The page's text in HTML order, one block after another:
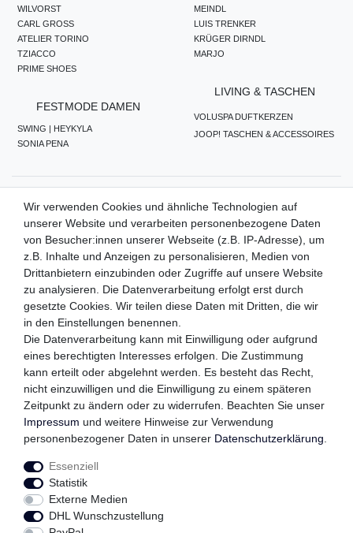
WILVORST
CARL GROSS
ATELIER TORINO
TZIACCO
PRIME SHOES
FESTMODE DAMEN
SWING | HEYKYLA
SONIA PENA
MEINDL
LUIS TRENKER
KRÜGER DIRNDL
MARJO
LIVING & TASCHEN
VOLUSPA DUFTKERZEN
JOOP! TASCHEN & ACCESSOIRES
ZAHLUNGSMETHODEN
WIR VERSENDEN MIT
QUALITÄTSVERSPRECHEN
FOLGEN SIE UNS
Impressum
Widerrufs­recht Vertrag widerrufen
Wir verwenden Cookies und ähnliche Technologien auf
unserer Website und verarbeiten personenbezogene Daten
von Besucher:innen unserer Webseite (z.B. IP-Adresse), um
z.B. Inhalte und Anzeigen zu personalisieren, Medien von
Drittanbietern einzubinden oder Zugriffe auf unsere Website
zu analysieren. Die Datenverarbeitung erfolgt erst durch
gesetzte Cookies. Wir teilen diese Daten mit Dritten, die wir
in den Einstellungen benennen.
Die Datenverarbeitung kann mit Einwilligung oder aufgrund
eines berechtigten Interesses erfolgen. Die Zustimmung
kann erteilt oder abgelehnt werden. Es besteht das Recht,
nicht einzuwilligen und die Einwilligung zu einem späteren
Zeitpunkt zu ändern oder zu widerrufen. Beachten Sie unser
Impressum und weitere Hinweise zur Verwendung
personenbezogener Daten in unserer Daten­schutz­erklärung
Essenziell
Statistik
Externe Medien
DHL Wunschzustellung